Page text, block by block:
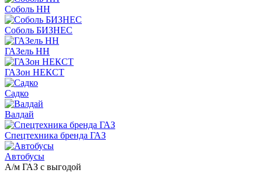
Соболь НН
Соболь БИЗНЕС
ГАЗель НН
ГАЗон НЕКСТ
Садко
Валдай
Спецтехника бренда ГАЗ
Автобусы
А/м ГАЗ с выгодой